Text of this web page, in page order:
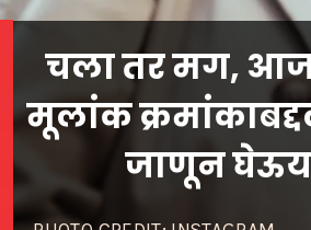
चला तर मग,
मूलांक
जाणून